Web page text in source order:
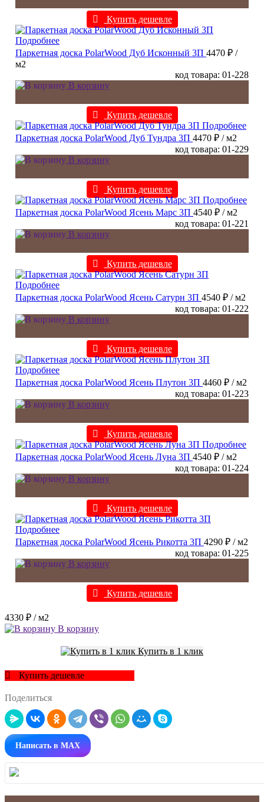
Купить дешевле
Подробнее
Паркетная доска PolarWood Дуб Исконный 3П 4470 ₽ /
м2
код товара: 01-228
В корзину
Купить дешевле
Подробнее
Паркетная доска PolarWood Дуб Тундра 3П 4470 ₽ / м2
код товара: 01-229
В корзину
Купить дешевле
Подробнее
Паркетная доска PolarWood Ясень Марс 3П 4540 ₽ / м2
код товара: 01-221
В корзину
Купить дешевле
Подробнее
Паркетная доска PolarWood Ясень Сатурн 3П 4540 ₽ / м2
код товара: 01-222
В корзину
Купить дешевле
Подробнее
Паркетная доска PolarWood Ясень Плутон 3П 4460 ₽ / м2
код товара: 01-223
В корзину
Купить дешевле
Подробнее
Паркетная доска PolarWood Ясень Луна 3П 4540 ₽ / м2
код товара: 01-224
В корзину
Купить дешевле
Подробнее
Паркетная доска PolarWood Ясень Рикотта 3П 4290 ₽ / м2
код товара: 01-225
В корзину
Купить дешевле
4330 ₽ / м2
В корзину
Купить в 1 клик
Купить дешевле
Поделиться
Написать в MAX